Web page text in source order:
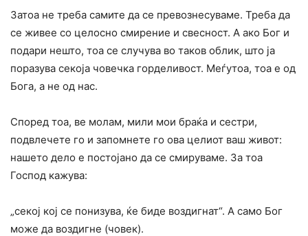
Затоа не треба самите да се превознесуваме. Треба да
се живее со целосно смирение и свесност. А ако Бог и
подари нешто, тоа се случува во таков облик, што ја
поразува секоја човечка горделивост. Меѓутоа, тоа е од
Бога, а не од нас.
Според тоа, ве молам, мили мои браќа и сестри,
подвлечете го и запомнете го ова целиот ваш живот:
нашето дело е постојано да се смируваме. За тоа
Господ кажува:
„секој кој се понизува, ќе биде воздигнат“. А само Бог
може да воздигне (човек).